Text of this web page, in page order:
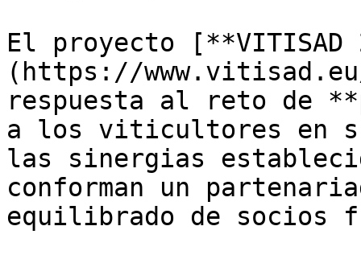
El proyecto
(https://
respuesta al reto de
a los viticultores en
las sinergias
conforman un
equilibrado de socios